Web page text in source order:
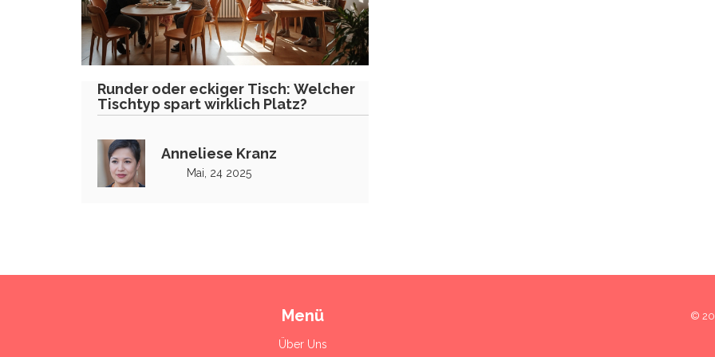
Runder oder eckiger Tisch: Welcher
Tischtyp spart wirklich Platz?
Anneliese Kranz
Mai, 24 2025
Menü
Über Uns
©